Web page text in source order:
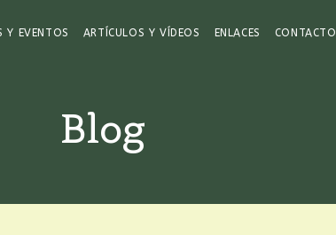
Y EVENTOS ARTÍCULOS Y VÍDEOS ENLACES CONTACTO
Blog